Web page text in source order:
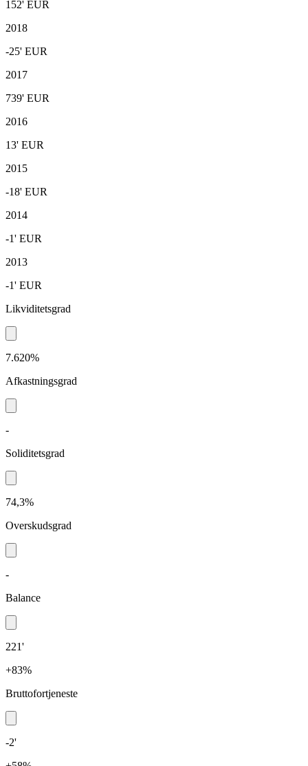
152' EUR
2018
-25' EUR
2017
739' EUR
2016
13' EUR
2015
-18' EUR
2014
-1' EUR
2013
-1' EUR
Likviditetsgrad
7.620%
Afkastningsgrad
-
Soliditetsgrad
74,3%
Overskudsgrad
-
Balance
221'
+83%
Bruttofortjeneste
-2'